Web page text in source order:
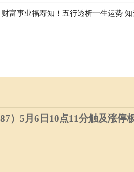
富事业福寿知！五行透析一生运势
）5月6日10点11分触及涨停